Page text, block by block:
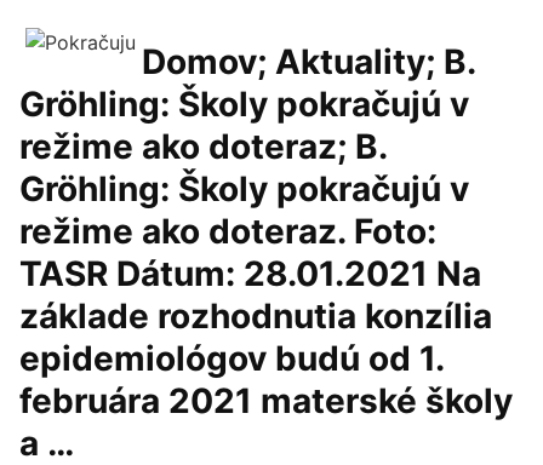
Domov; Aktuality; B.
Gröhling: Školy pokračujú v
režime ako doteraz; B.
Gröhling: Školy pokračujú v
režime ako doteraz. Foto:
TASR Dátum: 28.01.2021 Na
základe rozhodnutia konzília
epidemiológov budú od 1.
februára 2021 materské školy
a …